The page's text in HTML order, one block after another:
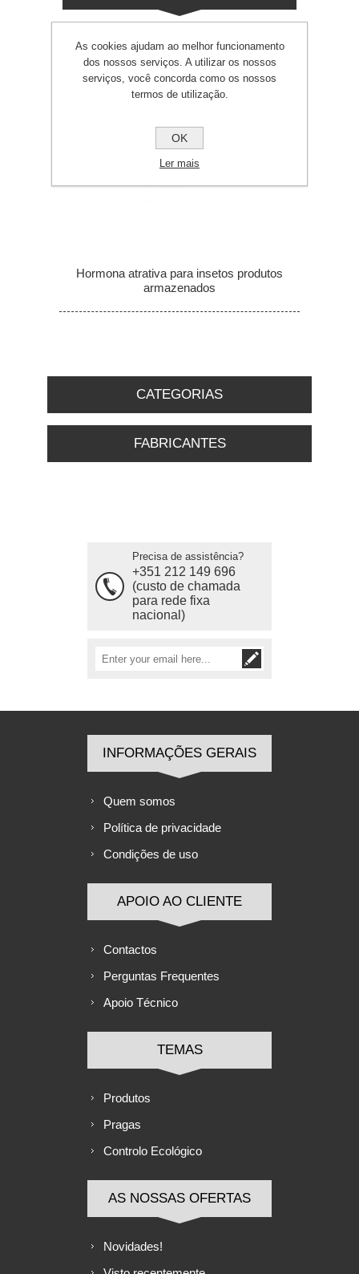
Hormona atrativa para insetos produtos
armazenados
CATEGORIAS
FABRICANTES
Precisa de assistência?
+351 212 149 696
(custo de chamada
para rede fixa
nacional)
INFORMAÇÕES GERAIS
Quem somos
Política de privacidade
Condições de uso
APOIO AO CLIENTE
Contactos
Perguntas Frequentes
Apoio Técnico
TEMAS
Produtos
Pragas
Controlo Ecológico
AS NOSSAS OFERTAS
Novidades!
As cookies ajudam ao melhor funcionamento
dos nossos serviços. A utilizar os nossos
serviços, você concorda como os nossos
termos de utilização.
OK
Ler mais